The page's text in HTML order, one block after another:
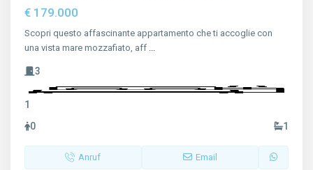
€ 179.000
Scopri questo affascinante appartamento che ti accoglie con
una vista mare mozzafiato, aff
3
1
0
1
Anruf Email